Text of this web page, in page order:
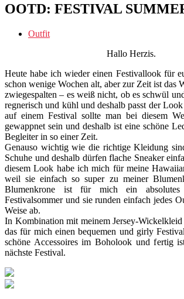
OOTD: FESTIVAL
Outfit
Hallo Herzis.
Heute habe ich wieder einen Festivallook für
schon wenige Wochen alt, aber zur Zeit ist das
zwiegespalten – es weiß nicht, ob es schwül
regnerisch und kühl und deshalb passt der
auf einem Festival sollte man bei diesem
gewappnet sein und deshalb ist eine schöne
Begleiter in so einer Zeit.
Genauso wichtig wie die richtige Kleidung
Schuhe und deshalb dürfen flache Sneaker
diesem Look habe ich mich für meine
weil sie einfach so super zu meiner
Blumenkrone ist für mich ein
Festivalsommer und sie runden einfach jedes
Weise ab.
In Kombination mit meinem Jersey-
das für mich einen bequemen und girly
schöne Accessoires im Boholook und fertig
nächste Festival.